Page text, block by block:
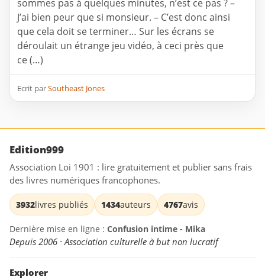
sommes pas à quelques minutes, n’est ce pas ? –
J’ai bien peur que si monsieur. – C’est donc ainsi
que cela doit se terminer… Sur les écrans se
déroulait un étrange jeu vidéo, à ceci près que
ce (…)
Ecrit parSoutheast Jones
Edition999
Association Loi 1901 : lire gratuitement et publier sans frais
des livres numériques francophones.
3932livres publiés 1434auteurs 4767avis
Dernière mise en ligne : Confusion intime - Mika
Depuis 2006 · Association culturelle à but non lucratif
Explorer